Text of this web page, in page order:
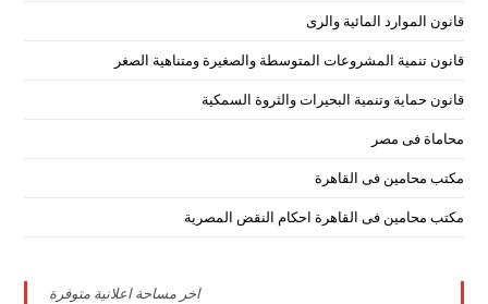
قانون الموارد المائية والرى
قانون تنمية المشروعات المتوسطة والصغيرة ومتناهية الصغر
قانون حماية وتنمية البحيرات والثروة السمكية
محاماة فى مصر
مكتب محامين فى القاهرة
مكتب محامين فى القاهرة احكام النقض المصرية
اخر مساحة اعلانية متوفرة